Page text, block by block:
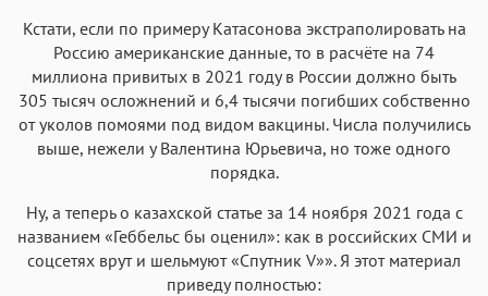
Кстати, если по примеру Катасонова экстраполировать на
Россию американские данные, то в расчёте на 74
миллиона привитых в 2021 году в России должно быть
305 тысяч осложнений и 6,4 тысячи погибших собственно
от уколов помоями под видом вакцины. Числа получились
выше, нежели у Валентина Юрьевича, но тоже одного
порядка.
Ну, а теперь о казахской статье за 14 ноября 2021 года с
названием «Геббельс бы оценил»: как в российских СМИ и
соцсетях врут и шельмуют «Спутник V»». Я этот материал
приведу полностью: